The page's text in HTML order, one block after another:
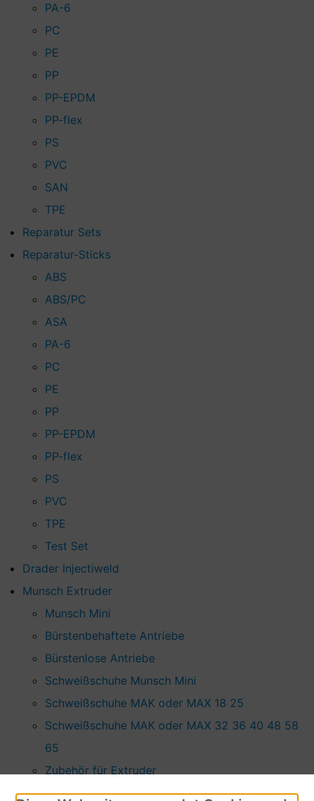
PA-6
PC
PE
PP
PP-EPDM
PP-flex
PS
PVC
SAN
TPE
Reparatur Sets
Reparatur-Sticks
ABS
ABS/PC
ASA
PA-6
PC
PE
PP
PP-EPDM
PP-flex
PS
PVC
TPE
Test Set
Drader Injectiweld
Munsch Extruder
Munsch Mini
Bürstenbehaftete Antriebe
Bürstenlose Antriebe
Schweißschuhe Munsch Mini
Schweißschuhe MAK oder MAX 18 25
Schweißschuhe MAK oder MAX 32 36 40 48 58
65
Zubehör für Extruder
Herz Extruder